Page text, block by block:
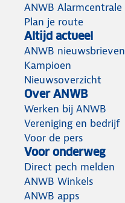
ANWB Alarmcentrale
Plan je route
Altijd actueel
ANWB nieuwsbrieven
Kampioen
Nieuwsoverzicht
Over ANWB
Werken bij ANWB
Vereniging en bedrijf
Voor de pers
Voor onderweg
Direct pech melden
ANWB Winkels
ANWB apps